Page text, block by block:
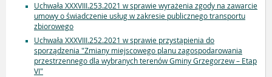
Uchwała XXXVIII.253.2021 w sprawie wyrażenia zgody na zawarcie
umowy o świadczenie usług w zakresie publicznego transportu
zbiorowego
Uchwała XXXVIII.252.2021 w sprawie przystąpienia do
sporządzenia "Zmiany miejscowego planu zagospodarowania
przestrzennego dla wybranych terenów Gminy Grzegorzew – Etap
VI"